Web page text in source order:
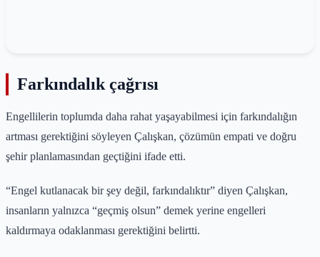
Farkındalık çağrısı
Engellilerin toplumda daha rahat yaşayabilmesi için farkındalığın
artması gerektiğini söyleyen Çalışkan, çözümün empati ve doğru
şehir planlamasından geçtiğini ifade etti.
“Engel kutlanacak bir şey değil, farkındalıktır” diyen Çalışkan,
insanların yalnızca “geçmiş olsun” demek yerine engelleri
kaldırmaya odaklanması gerektiğini belirtti.